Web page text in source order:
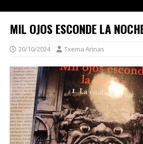
MIL OJOS ESCONDE LA
20/10/2024 Txema Arinas